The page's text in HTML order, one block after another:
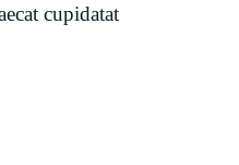
cupidatat